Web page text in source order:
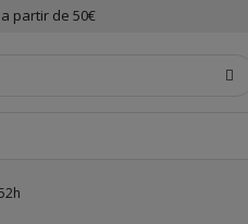
partir de 50€